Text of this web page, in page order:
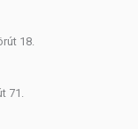
18.
71.